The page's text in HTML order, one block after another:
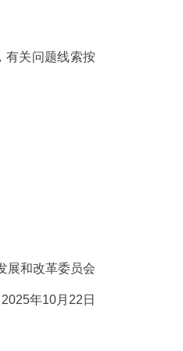
有关问题线索按
展和改革委员会
2025年10月22日